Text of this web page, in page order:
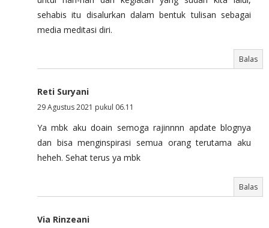
sehabis itu disalurkan dalam bentuk tulisan sebagai
media meditasi diri.
Balas
Reti Suryani
29 Agustus 2021 pukul 06.11
Ya mbk aku doain semoga rajinnnn apdate blognya
dan bisa menginspirasi semua orang terutama aku
heheh. Sehat terus ya mbk
Balas
Via Rinzeani